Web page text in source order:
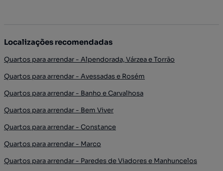
Localizações recomendadas
Quartos para arrendar - Alpendorada, Várzea e Torrão
Quartos para arrendar - Avessadas e Rosém
Quartos para arrendar - Banho e Carvalhosa
Quartos para arrendar - Bem Viver
Quartos para arrendar - Constance
Quartos para arrendar - Marco
Quartos para arrendar - Paredes de Viadores e Manhuncelos